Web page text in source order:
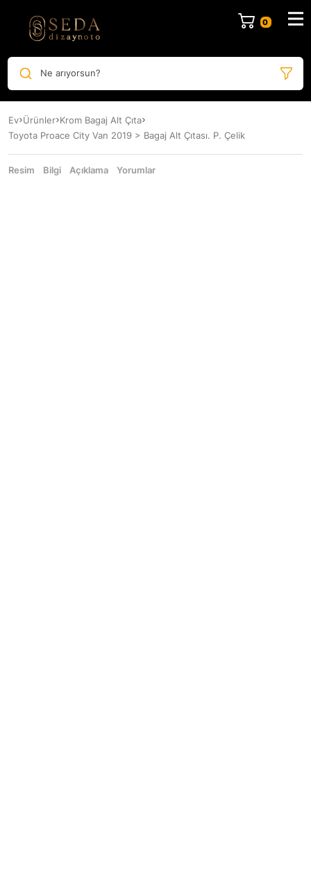
Ne arıyorsun?
Ev Ürünler Krom Bagaj Alt Çıta
Toyota Proace City Van 2019 > Bagaj Alt Çıtası. P. Çelik
Resim Bilgi Açıklama Yorumlar